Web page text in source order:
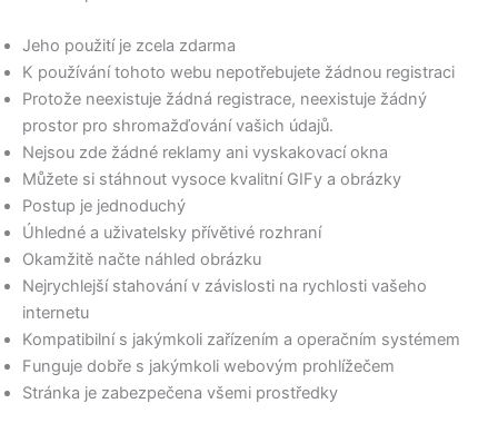
Jeho použití je zcela zdarma
K používání tohoto webu nepotřebujete žádnou registraci
Protože neexistuje žádná registrace, neexistuje žádný
prostor pro shromažďování vašich údajů.
Nejsou zde žádné reklamy ani vyskakovací okna
Můžete si stáhnout vysoce kvalitní GIFy a obrázky
Postup je jednoduchý
Úhledné a uživatelsky přívětivé rozhraní
Okamžitě načte náhled obrázku
Nejrychlejší stahování v závislosti na rychlosti vašeho
internetu
Kompatibilní s jakýmkoli zařízením a operačním systémem
Funguje dobře s jakýmkoli webovým prohlížečem
Stránka je zabezpečena všemi prostředky